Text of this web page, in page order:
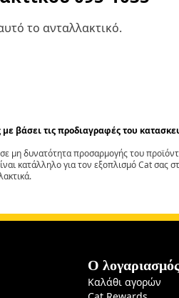
το ανταλλακτικό.
με βάσει τις προδιαγραφές του
δυνατότητα προσαρμογής του
κατάλληλο για τον εξοπλισμό Cat σας
Ο
Καλάθι αγορών